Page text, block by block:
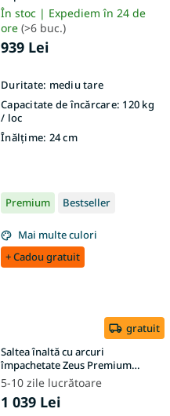
140x200x24 – husă Aloe Vera
În stoc | Expediem în 24 de
ore (>6 buc.)
939 Lei
Duritate: mediu tare
Capacitate de încărcare: 120 kg
/ loc
Înălțime: 24 cm
Premium Bestseller
Mai multe culori
+ Cadou gratuit
gratuit
Saltea înaltă cu arcuri
împachetate Zeus Premium
160x200x24 – husă Aloe Vera
5-10 zile lucrătoare
1 039 Lei